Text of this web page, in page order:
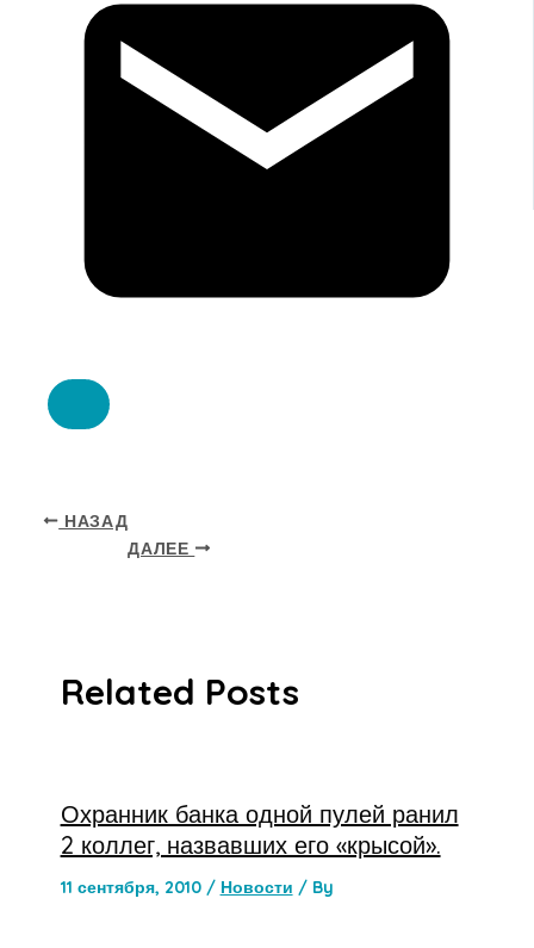
НАЗАД
ДАЛЕЕ
Related Posts
Охранник банка одной пулей ранил
2 коллег, назвавших его «крысой».
11 сентября, 2010 / Новости / By